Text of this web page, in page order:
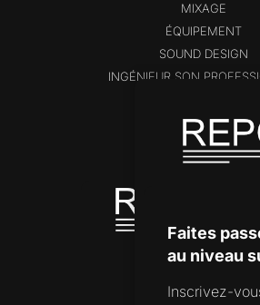
MIXAGE
ÉQUIPEMENT
SOUND DESIGN
INGÉNIEUR SON
SHOP
DISPONIBILITÉS
OUTILS DE STUDIO
Faites
au niveau
Inscrivez-